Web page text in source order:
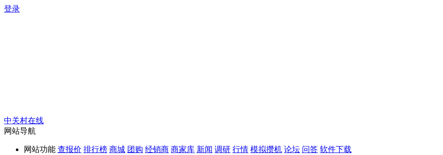
登录
中关村在线
网站导航
网站功能 查报价 排行榜 商城 团购 经销商 商家库 新闻 调研 行情 模拟攒机 论坛 问答 软件下载